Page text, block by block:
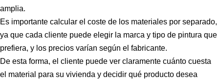
amplia.
Es importante calcular el coste de los materiales por separado,
ya que cada cliente puede elegir la marca y tipo de pintura que
prefiera, y los precios varían según el fabricante.
De esta forma, el cliente puede ver claramente cuánto cuesta
el material para su vivienda y decidir qué producto desea